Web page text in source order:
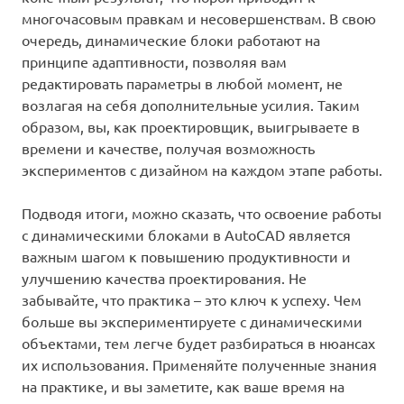
многочасовым правкам и несовершенствам. В свою
очередь, динамические блоки работают на
принципе адаптивности, позволяя вам
редактировать параметры в любой момент, не
возлагая на себя дополнительные усилия. Таким
образом, вы, как проектировщик, выигрываете в
времени и качестве, получая возможность
экспериментов с дизайном на каждом этапе работы.
Подводя итоги, можно сказать, что освоение работы
с динамическими блоками в AutoCAD является
важным шагом к повышению продуктивности и
улучшению качества проектирования. Не
забывайте, что практика – это ключ к успеху. Чем
больше вы экспериментируете с динамическими
объектами, тем легче будет разбираться в нюансах
их использования. Применяйте полученные знания
на практике, и вы заметите, как ваше время на